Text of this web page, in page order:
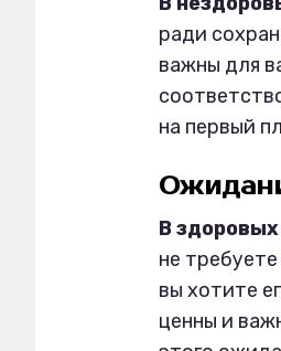
ради
важны для
на первый
В
не
вы хотите
ценны и